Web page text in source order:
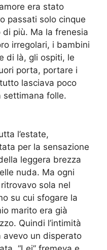
era stato
passati solo cinque
più. Ma la frenesia
irregolari, i bambini
di là, gli ospiti, le
porta, portare i
lasciava poco
settimana folle.
l’estate,
per la sensazione
leggera brezza
nuda. Ma ogni
sola nel
su cui sfogare la
marito era già
Quindi l’intimità
avevo un disperato